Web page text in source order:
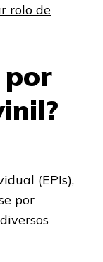
rolo de
por
(EPIs),
por